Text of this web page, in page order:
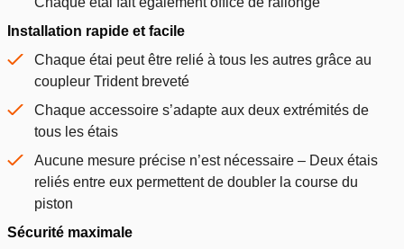
Installation rapide et facile
Chaque étai peut être relié à tous les autres grâce au
coupleur Trident breveté
Chaque accessoire s’adapte aux deux extrémités de
tous les étais
Aucune mesure précise n’est nécessaire – Deux étais
reliés entre eux permettent de doubler la course du
piston
Sécurité maximale